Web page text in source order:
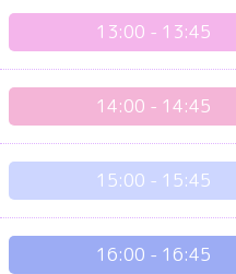
13:00 - 13:45
14:00 - 14:45
15:00 - 15:45
16:00 - 16:45